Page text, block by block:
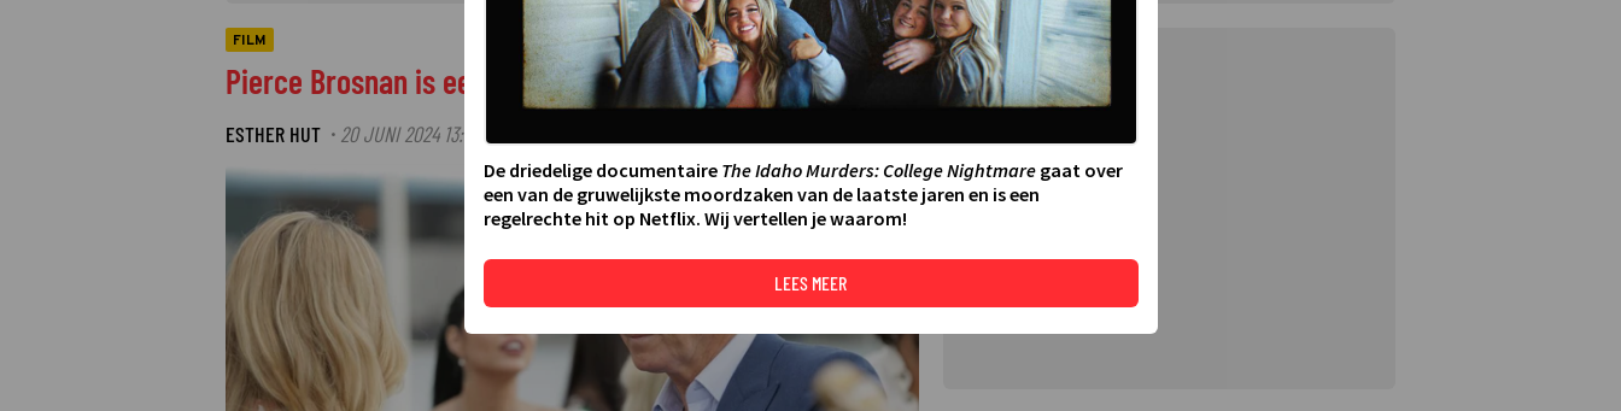
FILM
Pierce Brosnan is een meesterdief in The Misfits
ESTHER HUT · 20 JUNI 2024 13:45
©
De driedelige documentaire The Idaho Murders: College Nightmaregaat over
een van de gruwelijkste moordzaken van de laatste jaren en is een
regelrechte hit op Netflix. Wij vertellen je waarom!
LEES MEER